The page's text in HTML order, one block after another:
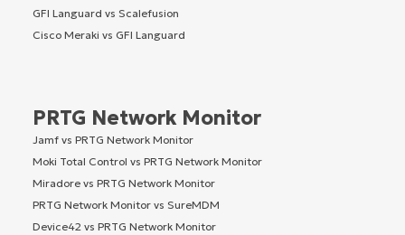
GFI Languard vs Scalefusion
Cisco Meraki vs GFI Languard
PRTG Network Monitor
Jamf vs PRTG Network Monitor
Moki Total Control vs PRTG Network Monitor
Miradore vs PRTG Network Monitor
PRTG Network Monitor vs SureMDM
Device42 vs PRTG Network Monitor